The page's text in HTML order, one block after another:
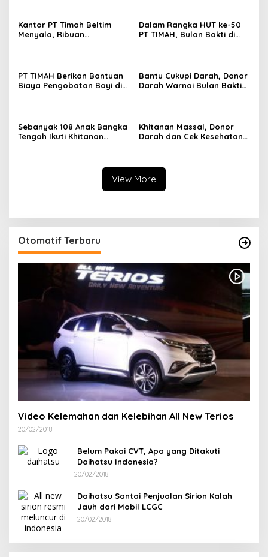
Kantor PT Timah Beltim
Menyala, Ribuan
Dalam Rangka HUT ke-50
PT TIMAH, Bulan Bakti di
PT TIMAH Berikan Bantuan
Biaya Pengobatan Bayi di
Bantu Cukupi Darah, Donor
Darah Warnai Bulan Bakti
Sebanyak 108 Anak Bangka
Tengah Ikuti Khitanan
Khitanan Massal, Donor
Darah dan Cek Kesehatan
View More
Otomatif Terbaru
Video Kelemahan dan Kelebihan All New Terios
20/02/2018
Belum Pakai CVT, Apa yang Ditakuti
Daihatsu Indonesia?
20/02/2018
Daihatsu Santai Penjualan Sirion Kalah
Jauh dari Mobil LCGC
20/02/2018